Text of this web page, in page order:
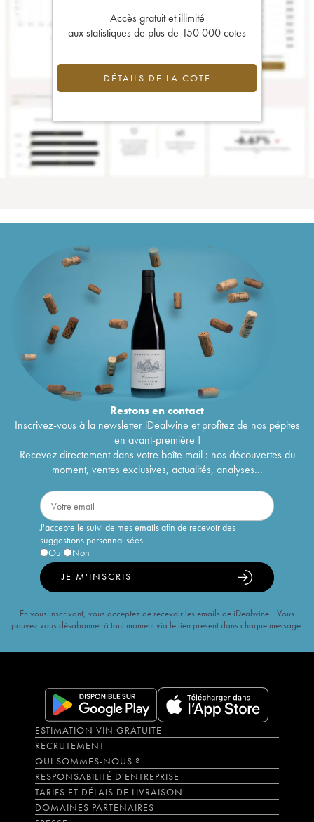
Accès gratuit et illimité
aux statistiques de plus de 150 000 cotes
DÉTAILS DE LA COTE
Restons encontact
Inscrivez-vous à la newsletter iDealwine et profitez de nos pépites
en avant-première !
Recevez directement dans votre boîte mail : nos découvertes du
moment, ventes exclusives, actualités, analyses...
J'accepte le suivi de mes emails afin de recevoir des
suggestions personnalisées
Oui
Non
JE M'INSCRIS
En vous inscrivant, vous acceptez de recevoir les emails de iDealwine. Vous
pouvez vous désabonner à tout moment via le lien présent dans chaque message.
ESTIMATION VIN GRATUITE
RECRUTEMENT
QUI SOMMES-NOUS ?
RESPONSABILITÉ D'ENTREPRISE
TARIFS ET DÉLAIS DE LIVRAISON
DOMAINES PARTENAIRES